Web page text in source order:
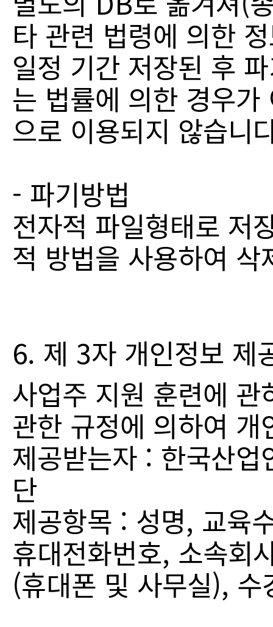
타 관련 법령에 의한
일정 기간 저장된 후
는 법률에 의한 경우
으로 이용되지 않습니
- 파기방법
전자적 파일형태로 저
적 방법을 사용하여
6. 제 3자 개인정보 제
사업주 지원 훈련에
관한 규정에 의하여
제공받는자 : 한국산
단
제공항목 : 성명, 교육
휴대전화번호, 소속회
(휴대폰 및 사무실),